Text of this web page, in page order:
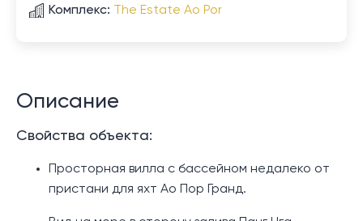
Комплекс: The Estate Ao Por
Описание
Свойства объекта:
Просторная вилла с бассейном недалеко от
пристани для яхт Ао Пор Гранд.